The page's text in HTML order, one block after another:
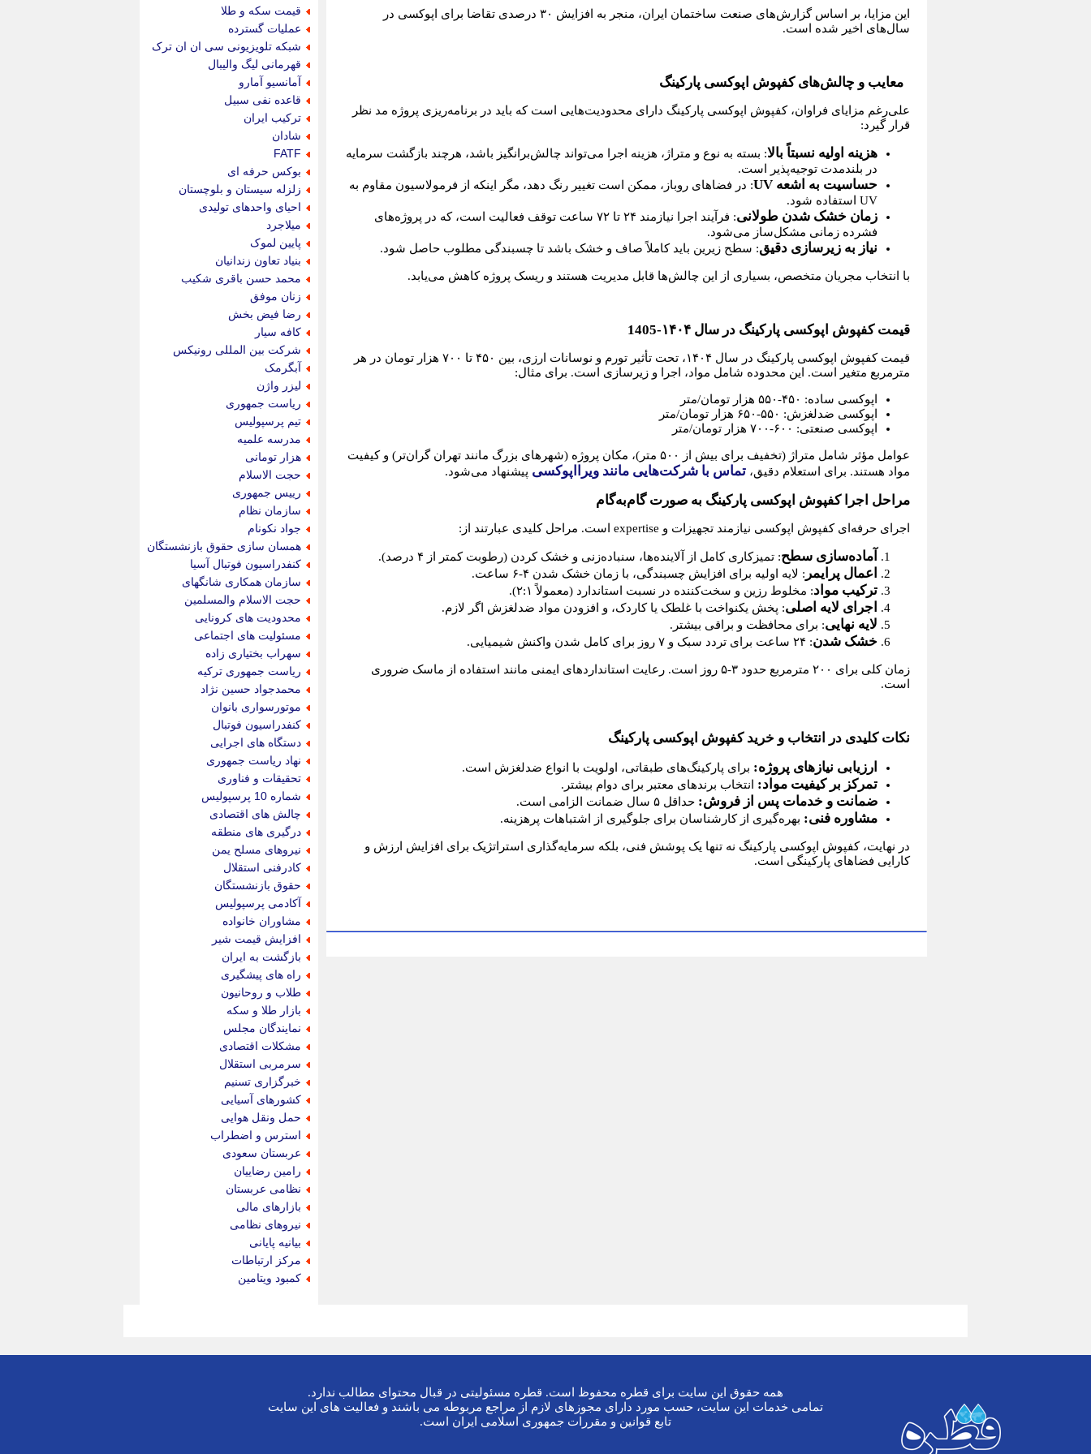
این مزایا، بر اساس گزارش‌های صنعت ساختمان ایران، منجر به افزایش ۳۰ درصدی تقاضا برای اپوکسی در
سال‌های اخیر شده است.
معایب و چالش‌های کفپوش اپوکسی پارکینگ
علی‌رغم مزایای فراوان، کفپوش اپوکسی پارکینگ دارای محدودیت‌هایی است که باید در برنامه‌ریزی پروژه مد نظر
قرار گیرد:
هزینه اولیه نسبتاً بالا: بسته به نوع و متراژ، هزینه اجرا می‌تواند چالش‌برانگیز باشد، هرچند بازگشت سرمایه
در بلندمدت توجیه‌پذیر است.
حساسیت به اشعه UV
: در فضاهای روباز، ممکن است تغییر رنگ دهد، مگر اینکه از فرمولاسیون مقاوم به
UV استفاده شود.
زمان خشک شدن طولانی
: فرآیند اجرا نیازمند ۲۴ تا ۷۲ ساعت توقف فعالیت است، که در پروژه‌های
فشرده زمانی مشکل‌ساز می‌شود.
نیاز به زیرسازی دقیق: سطح زیرین باید کاملاً صاف و خشک باشد تا چسبندگی مطلوب حاصل شود.
با انتخاب مجریان متخصص، بسیاری از این چالش‌ها قابل مدیریت هستند و ریسک پروژه کاهش می‌یابد.
قیمت کفپوش اپوکسی پارکینگ در سال ۱۴۰۴-1405
قیمت کفپوش اپوکسی پارکینگ در سال ۱۴۰۴، تحت تأثیر تورم و نوسانات ارزی، بین ۴۵۰ تا ۷۰۰ هزار تومان در هر
مترمربع متغیر است. این محدوده شامل مواد، اجرا و زیرسازی است. برای مثال:
اپوکسی ساده: ۴۵۰-۵۵۰ هزار تومان/متر
اپوکسی ضدلغزش: ۵۵۰-۶۵۰ هزار تومان/متر
اپوکسی صنعتی: ۶۰۰-۷۰۰ هزار تومان/متر
عوامل مؤثر شامل متراژ (تخفیف برای بیش از ۵۰۰ متر)، مکان پروژه (شهرهای بزرگ مانند تهران گران‌تر) و کیفیت
مواد هستند. برای استعلام دقیق،تماس با شرکت‌هایی مانند ویرااپوکسی پیشنهاد می‌شود.
مراحل اجرا کفپوش اپوکسی پارکینگ به صورت گام‌به‌گام
اجرای حرفه‌ای کفپوش اپوکسی نیازمند تجهیزات و expertise است. مراحل کلیدی عبارتند از:
آماده‌سازی سطح: تمیزکاری کامل از آلاینده‌ها، سنباده‌زنی و خشک کردن (رطوبت کمتر از ۴ درصد).
اعمال پرایمر : لایه اولیه برای افزایش چسبندگی، با زمان خشک شدن ۴-۶ ساعت.
ترکیب مواد: مخلوط رزین و سخت‌کننده در نسبت استاندارد (معمولاً ۲:۱).
اجرای لایه اصلی: پخش یکنواخت با غلطک یا کاردک، و افزودن مواد ضدلغزش اگر لازم.
لایه نهایی: برای محافظت و براقی بیشتر.
خشک شدن: ۲۴ ساعت برای تردد سبک و ۷ روز برای کامل شدن واکنش شیمیایی.
زمان کلی برای ۲۰۰ مترمربع حدود ۳-۵ روز است. رعایت استانداردهای ایمنی مانند استفاده از ماسک ضروری
است.
نکات کلیدی در انتخاب و خرید کفپوش اپوکسی پارکینگ
ارزیابی نیازهای پروژه: برای پارکینگ‌های طبقاتی، اولویت با انواع ضدلغزش است.
تمرکز بر کیفیت مواد: انتخاب برندهای معتبر برای دوام بیشتر.
ضمانت و خدمات پس از فروش: حداقل ۵ سال ضمانت الزامی است.
مشاوره فنی: بهره‌گیری از کارشناسان برای جلوگیری از اشتباهات پرهزینه.
در نهایت، کفپوش اپوکسی پارکینگ نه تنها یک پوشش فنی، بلکه سرمایه‌گذاری استراتژیک برای افزایش ارزش و
کارایی فضاهای پارکینگی است.
قیمت سکه و طلا
عملیات گسترده
شبکه تلویزیونی سی ان ان ترک
قهرمانی لیگ والیبال
آمانسیو آمارو
قاعده نفی سبیل
ترکیب ایران
شادان
FATF
بوکس حرفه ای
زلزله سیستان و بلوچستان
احیای واحدهای تولیدی
میلاجرد
پایین لموک
بنیاد تعاون زندانیان
محمد حسن باقری شکیب
زنان موفق
رضا فیض بخش
کافه سیار
شرکت بین المللی رونیکس
آبگرمک
لیزر واژن
ریاست جمهوری
تیم پرسپولیس
مدرسه علمیه
هزار تومانی
حجت الاسلام
رییس جمهوری
سازمان نظام
جواد نکونام
همسان سازی حقوق بازنشستگان
کنفدراسیون فوتبال آسیا
سازمان همکاری شانگهای
حجت الاسلام والمسلمین
محدودیت های کرونایی
مسئولیت های اجتماعی
سهراب بختیاری زاده
ریاست جمهوری ترکیه
محمدجواد حسین نژاد
موتورسواری بانوان
کنفدراسیون فوتبال
دستگاه های اجرایی
نهاد ریاست جمهوری
تحقیقات و فناوری
شماره 10 پرسپولیس
چالش های اقتصادی
درگیری های منطقه
نیروهای مسلح یمن
کادرفنی استقلال
حقوق بازنشستگان
آکادمی پرسپولیس
مشاوران خانواده
افزایش قیمت شیر
بازگشت به ایران
راه های پیشگیری
طلاب و روحانیون
بازار طلا و سکه
نمایندگان مجلس
مشکلات اقتصادی
سرمربی استقلال
خبرگزاری تسنیم
کشورهای آسیایی
حمل ونقل هوایی
استرس و اضطراب
عربستان سعودی
رامین رضاییان
نظامی عربستان
بازارهای مالی
نیروهای نظامی
بیانیه پایانی
مرکز ارتباطات
کمبود ویتامین
همه حقوق این سایت برای قطره محفوظ است. قطره مسئولیتی در قبال محتوای مطالب ندارد.
تمامی خدمات این سایت، حسب مورد دارای مجوزهای لازم از مراجع مربوطه می باشند و فعالیت های این سایت
تابع قوانین و مقررات جمهوری اسلامی ایران است.